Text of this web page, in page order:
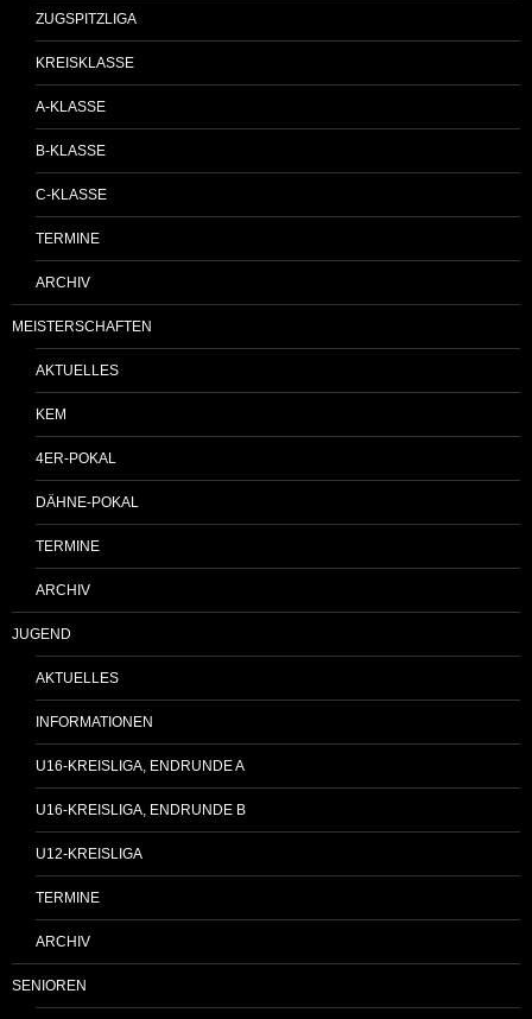
ZUGSPITZLIGA
KREISKLASSE
A-KLASSE
B-KLASSE
C-KLASSE
TERMINE
ARCHIV
MEISTERSCHAFTEN
AKTUELLES
KEM
4ER-POKAL
DÄHNE-POKAL
TERMINE
ARCHIV
JUGEND
AKTUELLES
INFORMATIONEN
U16-KREISLIGA, ENDRUNDE A
U16-KREISLIGA, ENDRUNDE B
U12-KREISLIGA
TERMINE
ARCHIV
SENIOREN